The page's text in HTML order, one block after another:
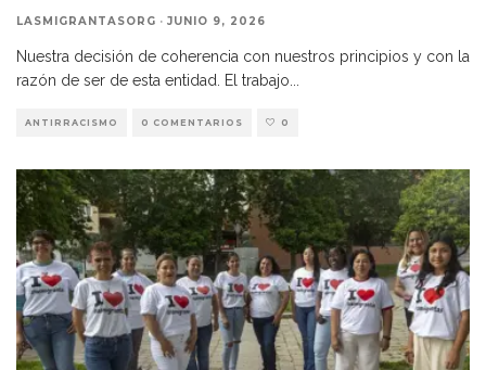
LASMIGRANTASORG · JUNIO 9, 2026
Nuestra decisión de coherencia con nuestros principios y con la
razón de ser de esta entidad. El trabajo...
ANTIRRACISMO 0 COMENTARIOS 0